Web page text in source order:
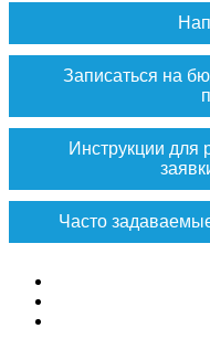
Записаться на
Инструкции
Часто